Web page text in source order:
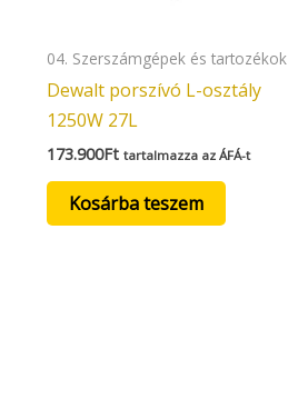
04. Szerszámgépek és tartozékok
Dewalt porszívó L-osztály
1250W 27L
173.900Ft tartalmazza az ÁFÁ-t
Kosárba teszem